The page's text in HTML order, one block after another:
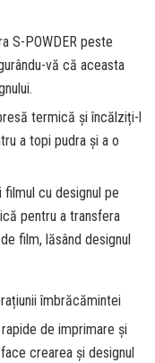
S-POWDER peste
vă că aceasta
termică și încălziți-l
a topi pudra și a o
filmul cu designul pe
pentru a transfera
film, lăsând designul
îmbrăcămintei
de imprimare și
crearea și designul